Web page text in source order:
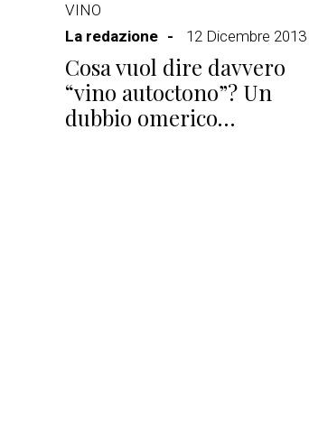
VINO
La redazione
12 Dicembre 2013
Cosa vuol dire davvero
“vino autoctono”? Un
dubbio omerico…